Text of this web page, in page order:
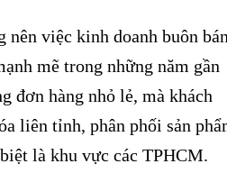
việc kinh doanh buôn
mẽ trong những năm gần
đơn hàng nhỏ lẻ, mà khách
liên tỉnh, phân phối sản
là khu vực các TPHCM.